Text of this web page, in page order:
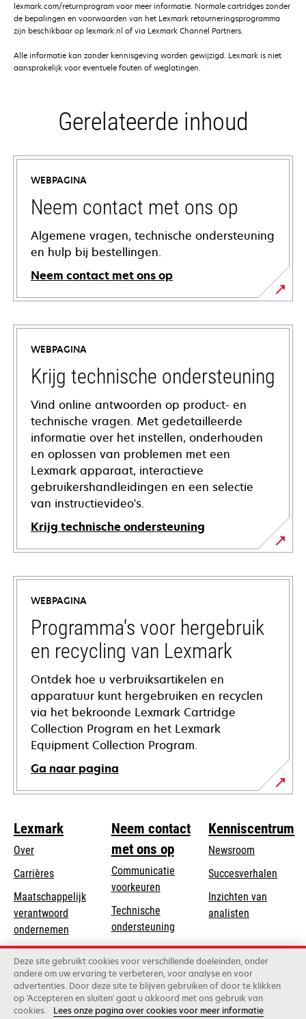
lexmark.com/returnprogram voor meer informatie. Normale cartridges zonder
de bepalingen en voorwaarden van het Lexmark retourneringsprogramma
zijn beschikbaar op lexmark.nl of via Lexmark Channel Partners.
Alle informatie kan zonder kennisgeving worden gewijzigd. Lexmark is niet
aansprakelijk voor eventuele fouten of weglatingen.
Gerelateerde inhoud
WEBPAGINA
Neem contact met ons op
Algemene vragen, technische ondersteuning
en hulp bij bestellingen.
Neem contact met ons op
WEBPAGINA
Krijg technische ondersteuning
Vind online antwoorden op product- en
technische vragen. Met gedetailleerde
informatie over het instellen, onderhouden
en oplossen van problemen met een
Lexmark apparaat, interactieve
gebruikershandleidingen en een selectie
van instructievideo's.
Krijg technische ondersteuning
opens
in
new
tab
WEBPAGINA
Programma's voor hergebruik
en recycling van Lexmark
Ontdek hoe u verbruiksartikelen en
apparatuur kunt hergebruiken en recyclen
via het bekroonde Lexmark Cartridge
Collection Program en het Lexmark
Equipment Collection Program.
Ga naar pagina
Lexmark
Over
Carrières
Maatschappelijk
verantwoord
ondernemen
in
a
new
tab
Duurzaamheid
Lexmark Partners
Neem contact
met ons op
Communicatie
voorkeuren
Technische
ondersteuningopens
in
a
new
tab
Product registratie
Vind een dealer
Kenniscentrum
Newsroom
Succesverhalen
Inzichten van
analisten
Lexmark International, Inc., een bedrijf van Xerox
Deze site gebruikt cookies voor verschillende doeleinden, onder
andere om uw ervaring te verbeteren, voor analyse en voor
advertenties. Door deze site te blijven gebruiken of door te klikken
op 'Accepteren en sluiten' gaat u akkoord met ons gebruik van
cookies.
Lees onze pagina over cookies voor meer informatie